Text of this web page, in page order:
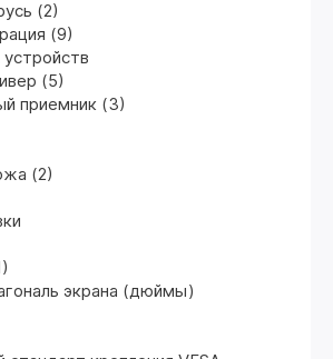
(2)
(9)
(5)
приемник (3)
(2)
)
экрана (дюймы)